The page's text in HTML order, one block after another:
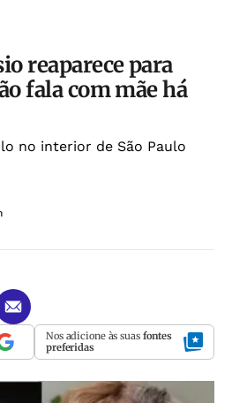
reaparece para
fala com mãe há
no interior de São Paulo
Nos adicione às suas fontes
preferidas